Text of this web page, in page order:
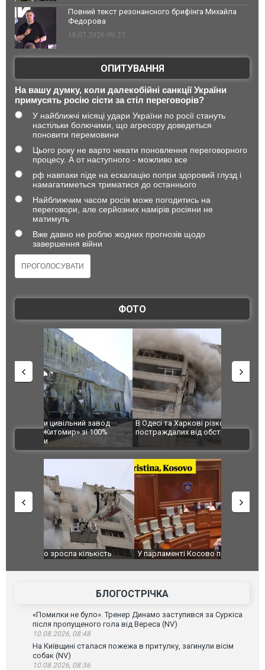
Повний текст резонансного брифінга Михайла
Федорова
18.07.2026 09:27
ОПИТУВАННЯ
На вашу думку, коли далекобійні санкції України
примусять росію сісти за стіл переговорів?
У найближчі місяці удари України по росії стануть
настільки болючими, що агресору доведеться
поновити перемовини
Цього року не варто чекати поновлення переговорного
процесу. А от наступного - можливо все
рф навпаки піде на ескалацію попри здоровий глузд і
намагатиметься триматися до останнього
Найближчим часом росія може погодитись на
переговори, але серйозних намірів росіяни не
матимуть
Вже давно не роблю жодних прогнозів щодо
завершення війни
ФОТО
В Одесі та Харкові різко зросла кількість
постраждалих від обстрілу РФ
Ворог
двоє
після
ВІДЕО
У парламенті Косово прем'єра закидали яйцями
Приїхав
до
зіркового
БЛОГОСТРІЧКА
«Помилки не було». Тренер Динамо заступився за Суркіса
після пропущеного гола від Вереса (NV)
10.08.2026, 08:48
На Київщині сталася пожежа в притулку, загинули вісім
собак (NV)
10.08.2026, 08:36